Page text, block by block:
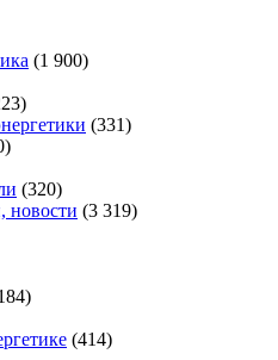
(1 900)
(331)
(320)
новости (3 319)
(414)